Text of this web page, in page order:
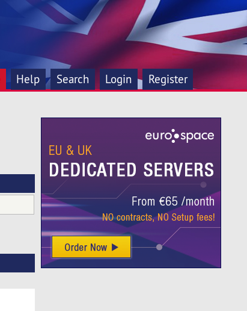
Help Search Login Register